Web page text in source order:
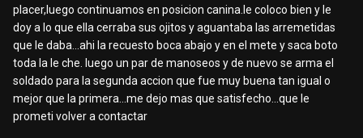
placer,luego continuamos en posicion canina.le coloco bien y le
doy a lo que ella cerraba sus ojitos y aguantaba las arremetidas
que le daba...ahi la recuesto boca abajo y en el mete y saca boto
toda la le che. luego un par de manoseos y de nuevo se arma el
soldado para la segunda accion que fue muy buena tan igual o
mejor que la primera...me dejo mas que satisfecho...que le
prometi volver a contactar